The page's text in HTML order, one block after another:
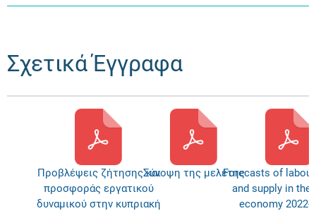
Σχετικά Έγγραφα
Προβλέψεις ζήτησης και
προσφοράς εργατικού
δυναμικού στην κυπριακή
Σύνοψη της μελέτηςForecasts of
and supply in the
economy 2022-